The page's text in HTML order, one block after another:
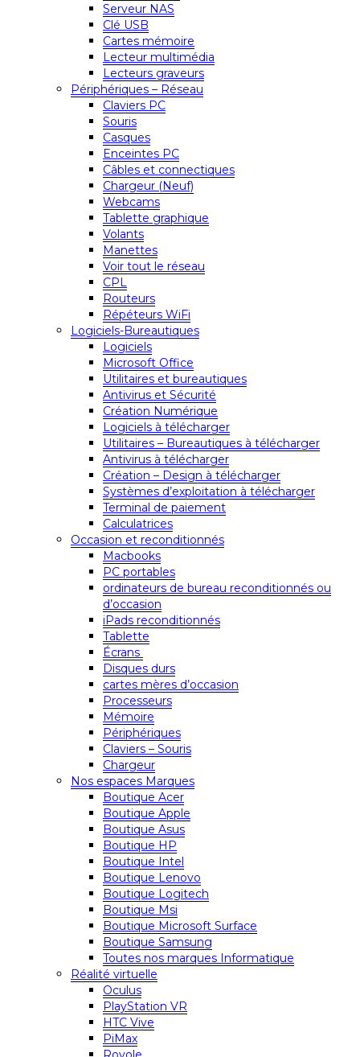
Serveur NAS
Clé USB
Cartes mémoire
Lecteur multimédia
Lecteurs graveurs
Périphériques – Réseau
Claviers PC
Souris
Casques
Enceintes PC
Câbles et connectiques
Chargeur (Neuf)
Webcams
Tablette graphique
Volants
Manettes
Voir tout le réseau
CPL
Routeurs
Répéteurs WiFi
Logiciels-Bureautiques
Logiciels
Microsoft Office
Utilitaires et bureautiques
Antivirus et Sécurité
Création Numérique
Logiciels à télécharger
Utilitaires – Bureautiques à télécharger
Antivirus à télécharger
Création – Design à télécharger
Systèmes d’exploitation à télécharger
Terminal de paiement
Calculatrices
Occasion et reconditionnés
Macbooks
PC portables
ordinateurs de bureau reconditionnés ou
d’occasion
iPads reconditionnés
Tablette
Écrans
Disques durs
cartes mères d’occasion
Processeurs
Mémoire
Périphériques
Claviers – Souris
Chargeur
Nos espaces Marques
Boutique Acer
Boutique Apple
Boutique Asus
Boutique HP
Boutique Intel
Boutique Lenovo
Boutique Logitech
Boutique Msi
Boutique Microsoft Surface
Boutique Samsung
Toutes nos marques Informatique
Réalité virtuelle
Oculus
PlayStation VR
HTC Vive
PiMax